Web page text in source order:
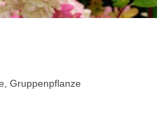
Gruppenpflanze